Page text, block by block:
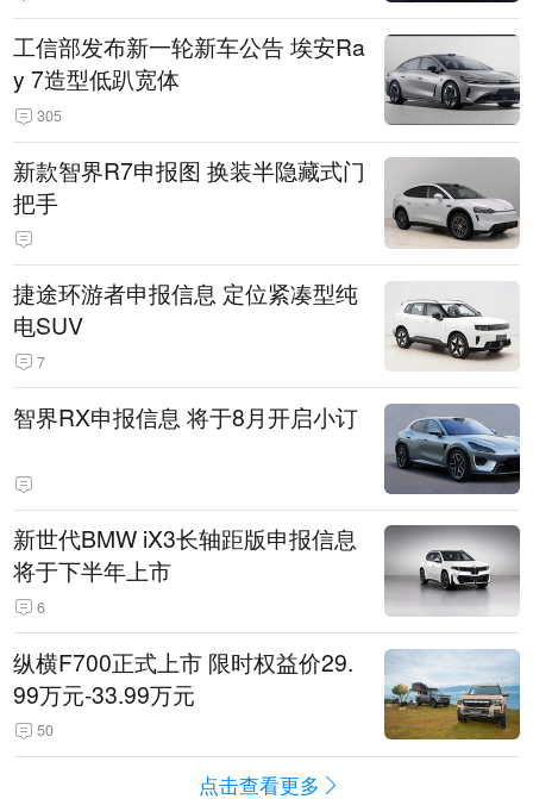
工信部发布新一轮新车公告 埃安Ra
y 7造型低趴宽体
305
新款智界R7申报图 换装半隐藏式门
把手
捷途环游者申报信息 定位紧凑型纯
电SUV
7
智界RX申报信息 将于8月开启小订
新世代BMW iX3长轴距版申报信息
将于下半年上市
6
纵横F700正式上市 限时权益价29.
99万元-33.99万元
50
点击查看更多